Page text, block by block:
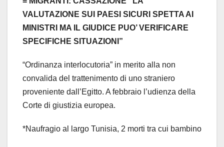
VALUTAZIONE SUI PAESI SICURI SPETTA AI
MINISTRI MA IL GIUDICE PUO’ VERIFICARE
SPECIFICHE SITUAZIONI”
“Ordinanza interlocutoria” in merito alla non
convalida del trattenimento di uno straniero
proveniente dall’Egitto. A febbraio l’udienza della
Corte di giustizia europea.
*Naufragio al largo Tunisia, 2 morti tra cui bambino